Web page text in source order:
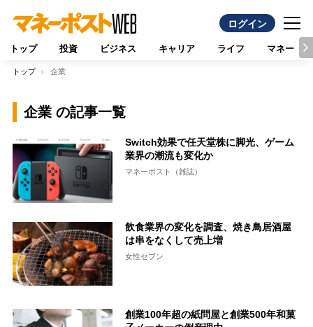
ログイン
トップ 投資 ビジネス キャリア ライフ マネー
トップ 企業
企業 の記事一覧
Switch効果で任天堂株に脚光、ゲーム
業界の潮流も変化か
マネーポスト（雑誌）
飲食業界の変化を調査、焼き鳥居酒屋
は串をなくして売上増
女性セブン
創業100年超の紙問屋と創業500年和菓